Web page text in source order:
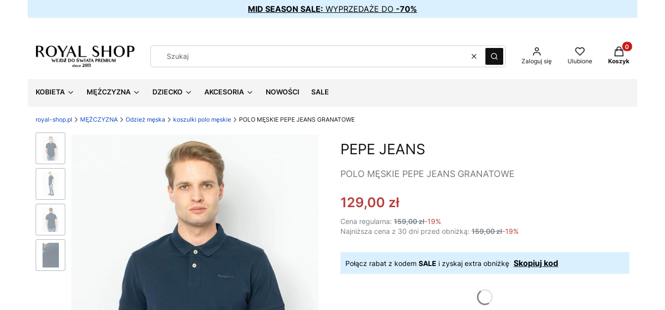
MID SEASON SALE: WYPRZEDAŻE DO -70%
WyczyśćSzukaj Zaloguj się Ulubione
Produkty w
Koszyk
KOBIETA MĘŻCZYZNA DZIECKO AKCESORIA NOWOŚCI SALE
royal-shop.pl MĘŻCZYZNA Odzież męska koszulki polo męskie POLO MĘSKIE PEPE JEANS GRANATOWE
PEPE JEANS
POLO MĘSKIE PEPE JEANS GRANATOWE
129,00 zł
Cena regularna: 159,00 zł-19%
Najniższa cena z 30 dni przed obniżką: 159,00 zł-19%
Połącz rabat z kodem SALE i zyskaj extra obniżkę Skopiuj kod